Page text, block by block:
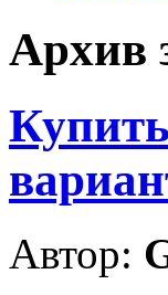
Архив
Автор: